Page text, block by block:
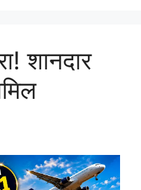
शानदार